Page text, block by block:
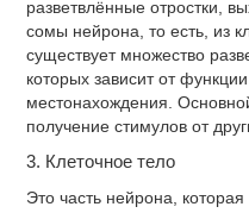
разветвлённые отростки,
сомы нейрона, то есть, из
существует множество
которых зависит от
местонахождения.
получение стимулов от
3. Клеточное тело
Это часть нейрона,